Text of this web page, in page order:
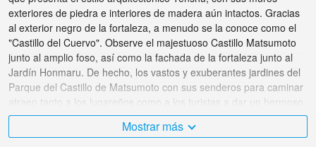
exteriores de piedra e interiores de madera aún intactos. Gracias
al exterior negro de la fortaleza, a menudo se la conoce como el
"Castillo del Cuervo". Observe el majestuoso Castillo Matsumoto
junto al amplio foso, así como la fachada de la fortaleza junto al
Jardín Honmaru. De hecho, los vastos y exuberantes jardines del
Parque del Castillo de Matsumoto con sus senderos para caminar
atraen tanto a los lugareños como a los turistas a dar un hermoso
paseo por este pintoresco espacio. Desde los terrenos del castillo,
puede disfrutar de impresionantes vistas de los majestuosos Alpes
Mostrar más